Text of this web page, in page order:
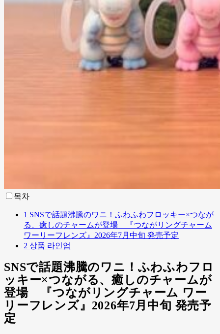
목차
1 SNSで話題沸騰のワニ！ふわふわフロッキー×つなが
る、癒しのチャームが登場 『つながリングチャーム
ワーリーフレンズ』2026年7月中旬 発売予定
2 상품 라인업
SNSで話題沸騰のワニ！ふわふわフロ
ッキー×つながる、癒しのチャームが
登場 『つながリングチャーム ワー
リーフレンズ』2026年7月中旬 発売予
定